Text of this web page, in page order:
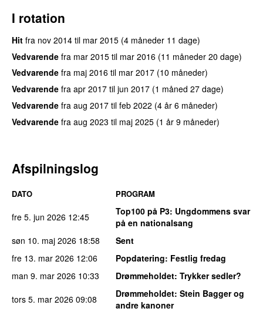
I rotation
Hit fra nov 2014 til mar 2015 (4 måneder 11 dage)
Vedvarende fra mar 2015 til mar 2016 (11 måneder 20 dage)
Vedvarende fra maj 2016 til mar 2017 (10 måneder)
Vedvarende fra apr 2017 til jun 2017 (1 måned 27 dage)
Vedvarende fra aug 2017 til feb 2022 (4 år 6 måneder)
Vedvarende fra aug 2023 til maj 2025 (1 år 9 måneder)
Afspilningslog
DATO PROGRAM
fre 5. jun 2026 12:45 Top100 på P3: Ungdommens svar
på en nationalsang
søn 10. maj 2026 18:58
Sent
fre 13. mar 2026 12:06 Popdatering: Festlig fredag
man 9. mar 2026 10:33 Drømmeholdet: Trykker sedler?
tors 5. mar 2026 09:08 Drømmeholdet: Stein Bagger og
andre kanoner